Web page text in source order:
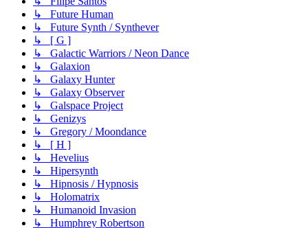
↳ Future Human
↳ Future Synth / Synthever
↳ [ G ]
↳ Galactic Warriors / Neon Dance
↳ Galaxion
↳ Galaxy Hunter
↳ Galaxy Observer
↳ Galspace Project
↳ Genizys
↳ Gregory / Moondance
↳ [ H ]
↳ Hevelius
↳ Hipersynth
↳ Hipnosis / Hypnosis
↳ Holomatrix
↳ Humanoid Invasion
↳ Humphrey Robertson